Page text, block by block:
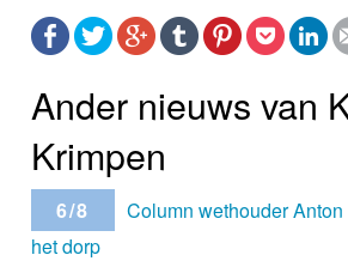
Webcam
Ander nieuws van
Krimpen
6/8
Column wethouder
het dorp